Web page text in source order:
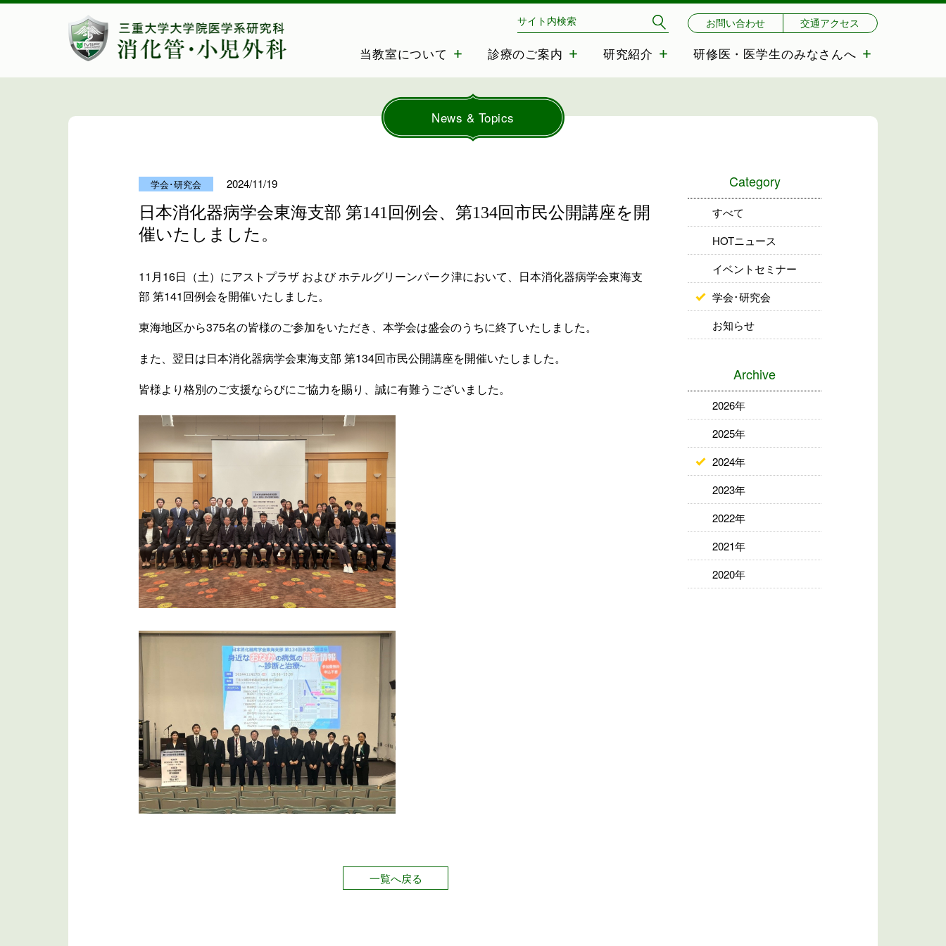
当教室について 診療のご案内 研究紹介 研修医・医学生のみなさんへ
お問い合わせ 交通アクセス
News & Topics
学会･研究会 2024/11/19
日本消化器病学会東海支部 第141回例会、第134回市民公開講座を開
催いたしました。
11月16日（土）にアスト プラザ および ホテルグリーンパーク津において、日本消化器病学会東海支
部 第141回例会を開催いたしました。
東海地区から375名の皆様のご参加をいただき、本学会は盛会のうちに終了いたしました。
また、翌日は日本消化器病学会東海支部 第134回市民公開講座を開催いたしました。
皆様より格別のご支援ならびにご協力を賜り、誠に有難うございました。
一覧へ戻る
Category
すべて
HOTニュース
イベントセミナー
学会･研究会
お知らせ
Archive
2026年
2025年
2024年
2023年
2022年
2021年
2020年